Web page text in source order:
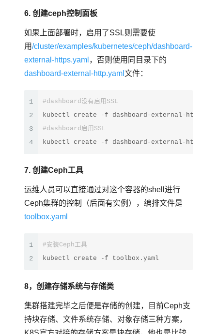
6. 创建ceph控制面板
如果上面部署时，启用了SSL则需要使
用/cluster/examples/kubernetes/ceph/dashboard-
external-https.yaml ，否则使用同目录下的
dashboard-external-http.yaml 文件：
1
2
3
4
#dashboard没有启用SSL
kubectl create -f dashboard-external-
#dashboard启用SSL
kubectl create -f dashboard-external-
7. 创建Ceph工具
运维人员可以直接通过对这个容器的shell进行
Ceph集群的控制（后面有实例），编排文件是
toolbox.yaml
1
2
#安装Ceph工具
kubectl create -f toolbox.yaml
8，创建存储系统与存储类
集群搭建完毕之后便是存储的创建，目前Ceph支
持块存储、文件系统存储、对象存储三种方案，